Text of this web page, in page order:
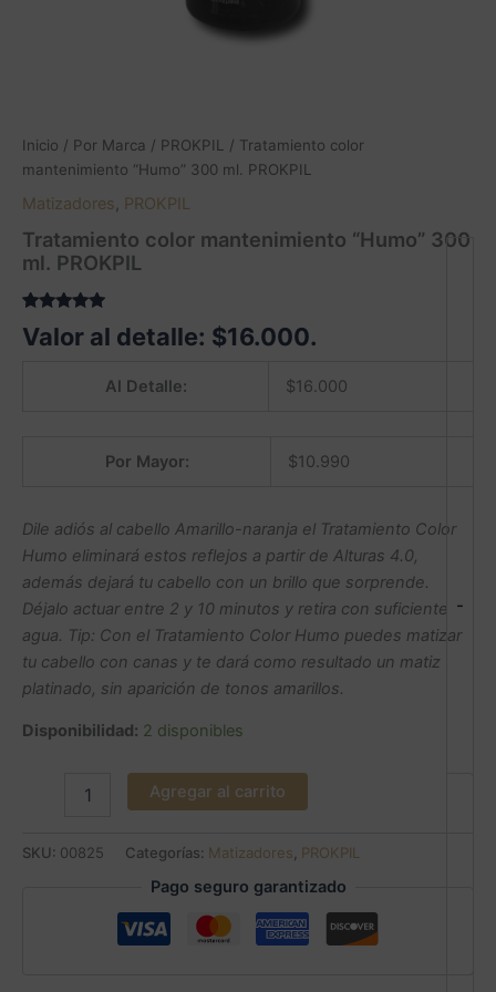
Inicio / Por Marca / PROKPIL
/ Tratamiento color
mantenimiento “Humo” 300 ml. PROKPIL
Matizadores, PROKPIL
Tratamiento color mantenimiento “Humo” 300
ml. PROKPIL
5.00 sobre
Valor al detalle: $16.000.
Al Detalle: $16.000
Por Mayor: $10.990
Dile adiós al cabello Amarillo-naranja el Tratamiento Color
Humo eliminará estos reflejos a partir de Alturas 4.0,
además dejará tu cabello con un brillo que sorprende.
Déjalo actuar entre 2 y 10 minutos y retira con suficiente
agua. Tip: Con el Tratamiento Color Humo puedes matizar
tu cabello con canas y te dará como resultado un matiz
platinado, sin aparición de tonos amarillos.
Disponibilidad: 2 disponibles
-
Agregar al carrito
SKU: 00825 Categorías: Matizadores PROKPIL
Pago seguro garantizado